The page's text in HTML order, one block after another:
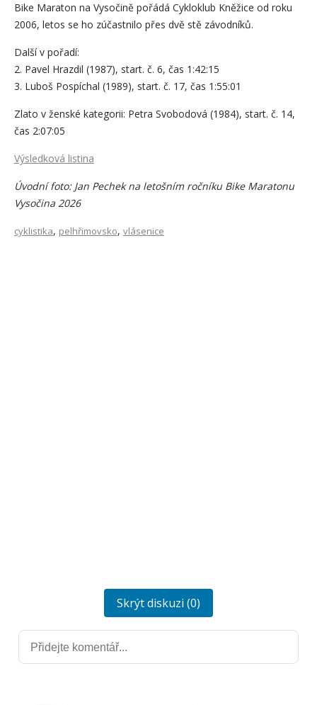
Bike Maraton na Vysočině pořádá Cykloklub Kněžice od roku
2006, letos se ho zúčastnilo přes dvě stě závodníků.
Další v pořadí:
2. Pavel Hrazdil (1987), start. č. 6, čas 1:42:15
3. Luboš Pospíchal (1989), start. č. 17, čas 1:55:01
Zlato v ženské kategorii: Petra Svobodová (1984), start. č. 14,
čas 2:07:05
Výsledková listina
Úvodní foto: Jan Pechek na letošním ročníku Bike Maratonu
Vysočina 2026
cyklistika, pelhřimovsko, vlásenice
Skrýt diskuzi (0)